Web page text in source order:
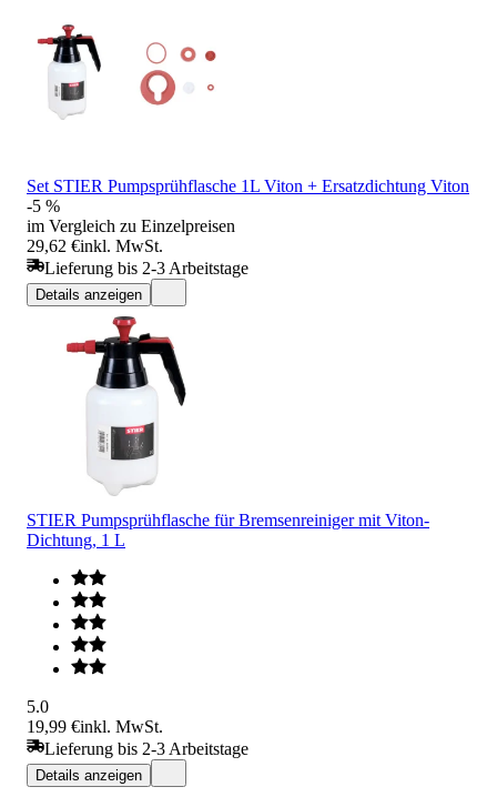
Set STIER Pumpsprühflasche 1L Viton + Ersatzdichtung Viton
-5 %
im Vergleich zu Einzelpreisen
29,62 €inkl. MwSt.
Lieferung bis 2-3 Arbeitstage
Details anzeigen
STIER Pumpsprühflasche für Bremsenreiniger mit Viton-
Dichtung, 1 L
5.0
19,99 €inkl. MwSt.
Lieferung bis 2-3 Arbeitstage
Details anzeigen